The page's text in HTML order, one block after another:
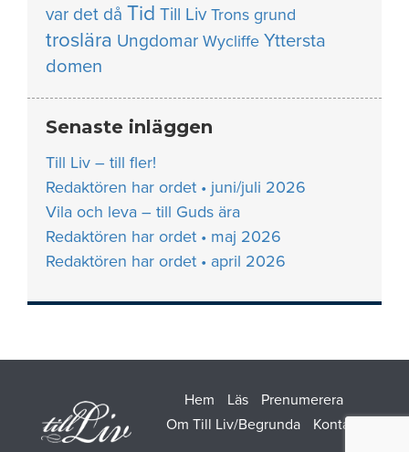
var det då Tid Till Liv Trons grund
troslära Ungdomar Wycliffe Yttersta
domen
Senaste inläggen
Till Liv – till fler!
Redaktören har ordet • juni/juli 2026
Vila och leva – till Guds ära
Redaktören har ordet • maj 2026
Redaktören har ordet • april 2026
Hem Läs
Prenumerera
Om Till Liv/Begrunda
Kontakt